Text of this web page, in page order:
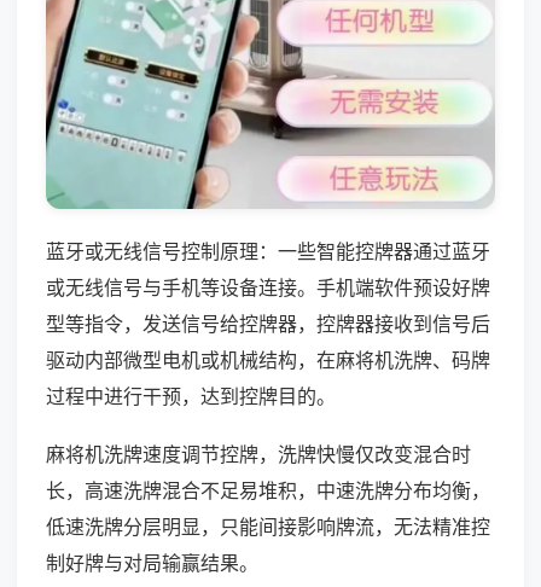
蓝牙或无线信号控制原理：一些智能控牌器通过蓝牙
或无线信号与手机等设备连接。手机端软件预设好牌
型等指令，发送信号给控牌器，控牌器接收到信号后
驱动内部微型电机或机械结构，在麻将机洗牌、码牌
过程中进行干预，达到控牌目的。
麻将机洗牌速度调节控牌，洗牌快慢仅改变混合时
长，高速洗牌混合不足易堆积，中速洗牌分布均衡，
低速洗牌分层明显，只能间接影响牌流，无法精准控
制好牌与对局输赢结果。